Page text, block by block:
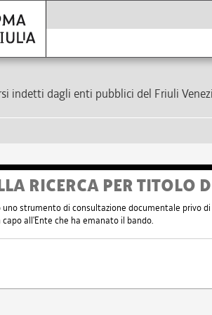
indetti dagli enti pubblici del Friuli
RICERCA PER TITOLO
strumento di consultazione documentale privo
all'Ente che ha emanato il bando.